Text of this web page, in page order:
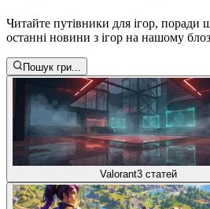
Читайте путівники для ігор, поради
останні новини з ігор на нашому
Пошук гри...
Valorant3 статей